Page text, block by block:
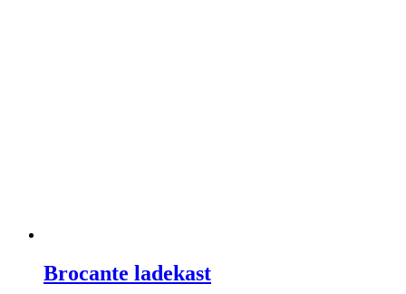
Brocante ladekast